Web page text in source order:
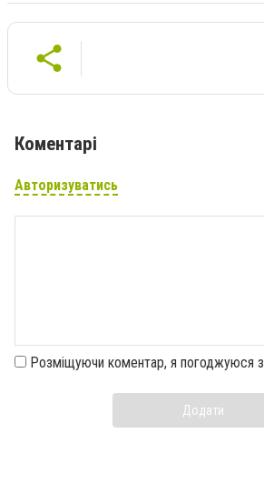
Коментарі
Авторизуватись
Розміщуючи коментар, я погоджуюся з
Додати